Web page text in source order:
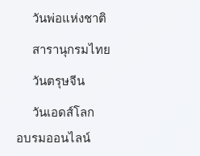
วันพ่อแห่งชาติ
สารานุกรมไทย
วันตรุษจีน
วันเอดส์โลก
อบรมออนไลน์